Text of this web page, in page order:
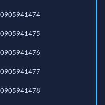
0905941474
0905941475
0905941476
0905941477
0905941478